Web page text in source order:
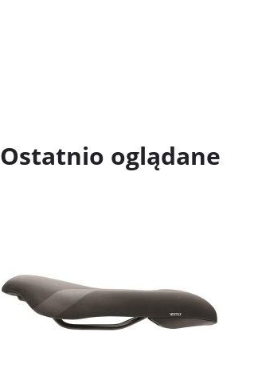
Ostatnio oglądane